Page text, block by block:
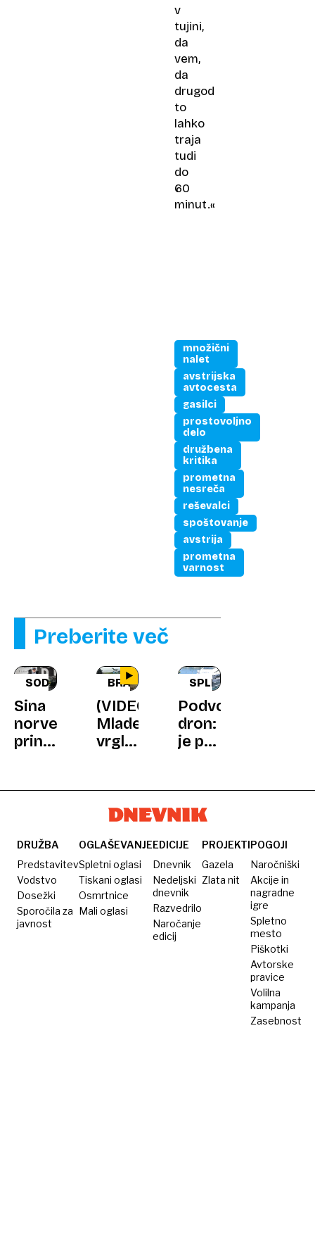
v
tujini,
da
vem,
da
drugod
to
lahko
traja
tudi
do
60
minut.«
množični
nalet
avstrijska
avtocesta
gasilci
prostovoljno
delo
družbena
kritika
prometna
nesreča
reševalci
spoštovanje
avstrija
prometna
varnost
Preberite več
SODBA
Sina
norveške
princese
obsodili
leta
zapora
BRAZILIJA
(VIDEO)
Mladenko
vrgli
v
globino,
so jo
privezati
na
bungee
vrv
SPLIT
Podvodni
dron:
je po
katamaranom
pogrešani
ujet v
potopljeni
jadrnici?
DRUŽBA
Predstavitev
Vodstvo
Dosežki
Sporočila za
javnost
OGLAŠEVANJE
Spletni oglasi
Tiskani oglasi
Osmrtnice
Mali oglasi
EDICIJE
Dnevnik
Nedeljski
dnevnik
Razvedrilo
Naročanje
edicij
PROJEKTI
Gazela
Zlata nit
POGOJI
Naročniški
Akcije in
nagradne
igre
Spletno
mesto
Piškotki
Avtorske
pravice
Volilna
kampanja
Zasebnost